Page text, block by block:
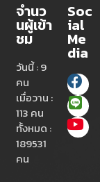
จำนว
นผู้เข้า
ชม
วันนี้ : 9
คน
เมื่อวาน :
113 คน
ทั้งหมด :
189531
คน
Soc
ial
Me
dia